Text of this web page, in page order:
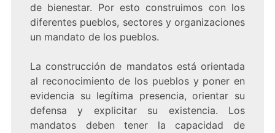
de bienestar. Por esto construimos con los
diferentes pueblos, sectores y organizaciones
un mandato de los pueblos.
La construcción de mandatos está orientada
al reconocimiento de los pueblos y poner en
evidencia su legítima presencia, orientar su
defensa y explicitar su existencia. Los
mandatos deben tener la capacidad de